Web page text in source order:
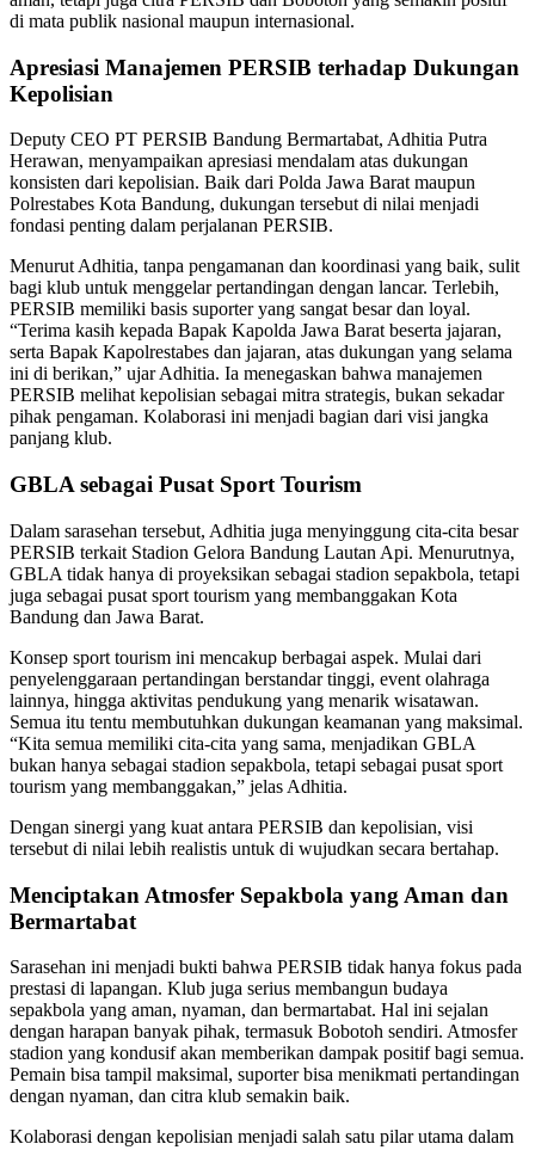
di mata publik nasional maupun internasional.
Apresiasi Manajemen PERSIB terhadap Dukungan
Kepolisian
Deputy CEO PT PERSIB Bandung Bermartabat, Adhitia Putra
Herawan, menyampaikan apresiasi mendalam atas dukungan
konsisten dari kepolisian. Baik dari Polda Jawa Barat maupun
Polrestabes Kota Bandung, dukungan tersebut di nilai menjadi
fondasi penting dalam perjalanan PERSIB.
Menurut Adhitia, tanpa pengamanan dan koordinasi yang baik, sulit
bagi klub untuk menggelar pertandingan dengan lancar. Terlebih,
PERSIB memiliki basis suporter yang sangat besar dan loyal.
“Terima kasih kepada Bapak Kapolda Jawa Barat beserta jajaran,
serta Bapak Kapolrestabes dan jajaran, atas dukungan yang selama
ini di berikan,” ujar Adhitia. Ia menegaskan bahwa manajemen
PERSIB melihat kepolisian sebagai mitra strategis, bukan sekadar
pihak pengaman. Kolaborasi ini menjadi bagian dari visi jangka
panjang klub.
GBLA sebagai Pusat Sport Tourism
Dalam sarasehan tersebut, Adhitia juga menyinggung cita-cita besar
PERSIB terkait Stadion Gelora Bandung Lautan Api. Menurutnya,
GBLA tidak hanya di proyeksikan sebagai stadion sepakbola, tetapi
juga sebagai pusat sport tourism yang membanggakan Kota
Bandung dan Jawa Barat.
Konsep sport tourism ini mencakup berbagai aspek. Mulai dari
penyelenggaraan pertandingan berstandar tinggi, event olahraga
lainnya, hingga aktivitas pendukung yang menarik wisatawan.
Semua itu tentu membutuhkan dukungan keamanan yang maksimal.
“Kita semua memiliki cita-cita yang sama, menjadikan GBLA
bukan hanya sebagai stadion sepakbola, tetapi sebagai pusat sport
tourism yang membanggakan,” jelas Adhitia.
Dengan sinergi yang kuat antara PERSIB dan kepolisian, visi
tersebut di nilai lebih realistis untuk di wujudkan secara bertahap.
Menciptakan Atmosfer Sepakbola yang Aman dan
Bermartabat
Sarasehan ini menjadi bukti bahwa PERSIB tidak hanya fokus pada
prestasi di lapangan. Klub juga serius membangun budaya
sepakbola yang aman, nyaman, dan bermartabat. Hal ini sejalan
dengan harapan banyak pihak, termasuk Bobotoh sendiri. Atmosfer
stadion yang kondusif akan memberikan dampak positif bagi semua.
Pemain bisa tampil maksimal, suporter bisa menikmati pertandingan
dengan nyaman, dan citra klub semakin baik.
Kolaborasi dengan kepolisian menjadi salah satu pilar utama dalam